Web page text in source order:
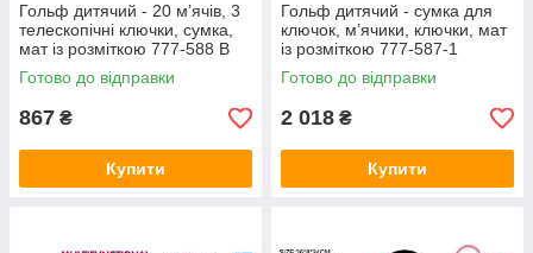
Гольф дитячий - 20 м’ячів, 3
телескопічні ключки, сумка,
мат із розміткою 777-588 B
Готово до відправки
867 ₴
Купити
Гольф дитячий - сумка для
ключок, м’ячики, ключки, мат
із розміткою 777-587-1
Готово до відправки
2 018 ₴
Купити